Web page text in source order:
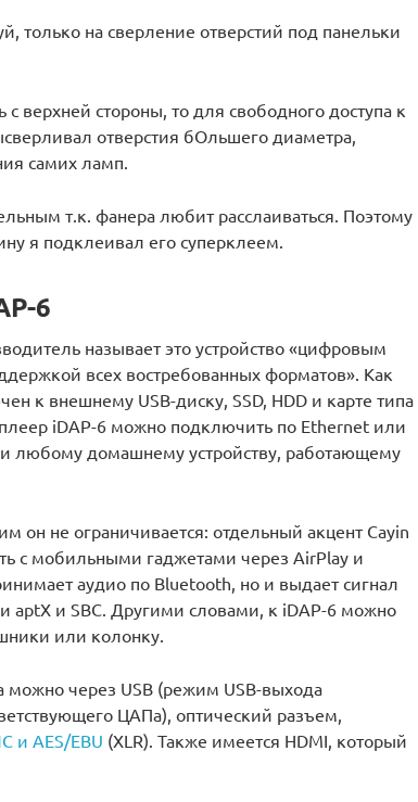
только на сверление отверстий под панельки
верхней стороны, то для свободного доступа к
отверстия бОльшего диаметра,
самих ламп.
т.к. фанера любит расслаиваться. Поэтому
я подклеивал его суперклеем.
6
называет это устройство «цифровым
всех востребованных форматов». Как
к внешнему USB-диску, SSD, HDD и карте типа
плеер iDAP-6 можно подключить по Ethernet или
любому домашнему устройству, работающему
он не ограничивается: отдельный акцент Cayin
с мобильными гаджетами через AirPlay и
аудио по Bluetooth, но и выдает сигнал
aptX и SBC. Другими словами, к iDAP-6 можно
или колонку.
можно через USB (режим USB-выхода
ЦАПа), оптический разъем,
и AES/EBU (XLR). Также имеется HDMI, который